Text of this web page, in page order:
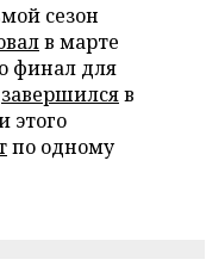
сезон
в марте
финал для
завершилсяв
этого
по одному